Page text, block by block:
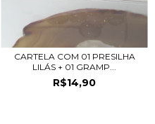
CARTELA COM 01 PRESILHA
LILÁS + 01 GRAMP...
R$14,90